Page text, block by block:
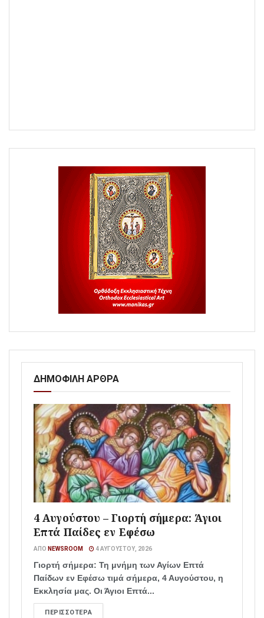
ΔΗΜΟΦΙΛΗ ΑΡΘΡΑ
4 Αυγούστου – Γιορτή σήμερα: Άγιοι
Επτά Παίδες εν Εφέσω
ΑΠΌ NEWSROOM 4 ΑΥΓΟΎΣΤΟΥ, 2026
Γιορτή σήμερα: Τη μνήμη των Αγίων Επτά
Παίδων εν Εφέσω τιμά σήμερα, 4 Αυγούστου, η
Εκκλησία μας. Οι Άγιοι Επτά...
ΠΕΡΙΣΣΌΤΕΡΑ